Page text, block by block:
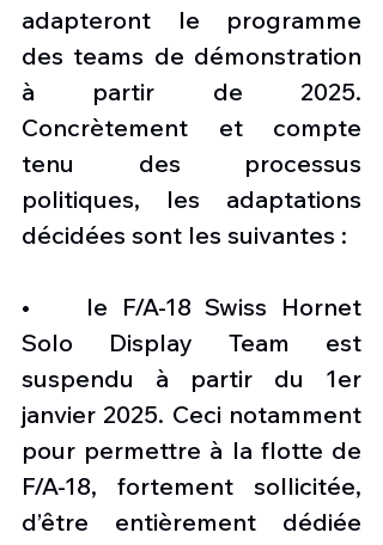
adapteront le programme
des teams de démonstration
à partir de 2025.
Concrètement et compte
tenu des processus
politiques, les adaptations
décidées sont les suivantes :
•    le F/A-18 Swiss Hornet
Solo Display Team est
suspendu à partir du 1er
janvier 2025. Ceci notamment
pour permettre à la flotte de
F/A-18, fortement sollicitée,
d’être entièrement dédiée